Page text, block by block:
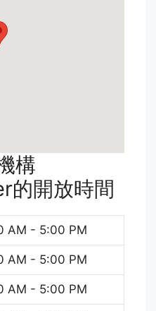
構
開放時間
AM - 5:00 PM
AM - 5:00 PM
AM - 5:00 PM